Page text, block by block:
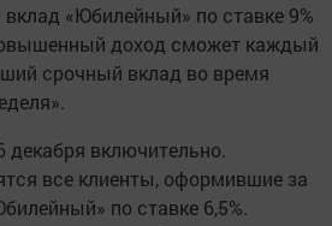
«Юбилейный» по ставке 9%
доход сможет каждый
срочный вклад во время
декабря включительно.
все клиенты, оформившие за
по ставке 6,5%.